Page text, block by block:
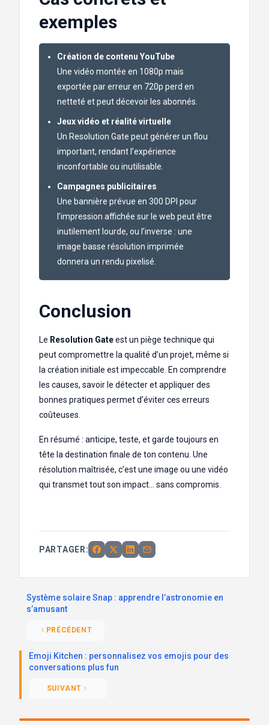
exemples
Création de contenu YouTube
Une vidéo montée en 1080p mais
exportée par erreur en 720p perd en
netteté et peut décevoir les abonnés.
Jeux vidéo et réalité virtuelle
Un Resolution Gate peut générer un flou
important, rendant l’expérience
inconfortable ou inutilisable.
Campagnes publicitaires
Une bannière prévue en 300 DPI pour
l’impression affichée sur le web peut être
inutilement lourde, ou l’inverse : une
image basse résolution imprimée
donnera un rendu pixelisé.
Conclusion
Le Resolution Gateest un piège technique qui
peut compromettre la qualité d’un projet, même si
la création initiale est impeccable. En comprendre
les causes, savoir le détecter et appliquer des
bonnes pratiques permet d’éviter ces erreurs
coûteuses.
En résumé : anticipe, teste, et garde toujours en
tête la destination finale de ton contenu. Une
résolution maîtrisée, c’est une image ou une vidéo
qui transmet tout son impact… sans compromis.
PARTAGER:
Système solaire Snap : apprendre l’astronomie en
s’amusant
PRÉCÉDENT
Emoji Kitchen : personnalisez vos emojis pour des
conversations plus fun
SUIVANT